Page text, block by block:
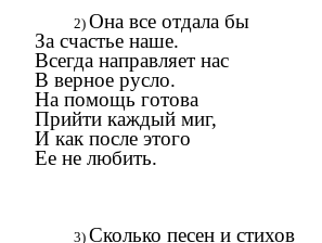
Она все отдала бы
За счастье наше.
Всегда направляет нас
В верное русло.
На помощь готова
Прийти каждый миг,
И как после этого
Ее не любить.
Сколько песен и стихов